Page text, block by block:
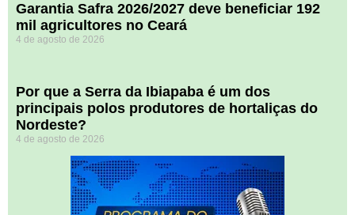
Garantia Safra 2026/2027 deve beneficiar 192
mil agricultores no Ceará
4 de agosto de 2026
Por que a Serra da Ibiapaba é um dos
principais polos produtores de hortaliças do
Nordeste?
4 de agosto de 2026